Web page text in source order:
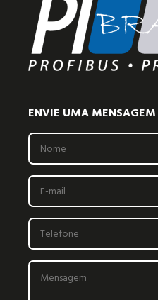
ENVIE UMA MENSAGEM